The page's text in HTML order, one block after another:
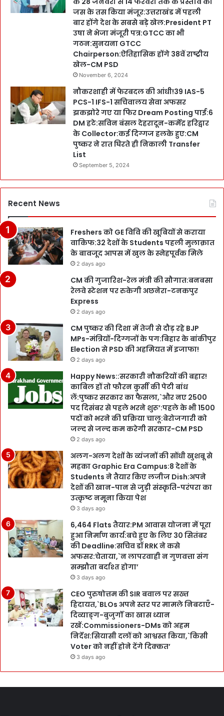
जस के तस किया मंजूर:उत्तराखंड में पहली
बार होंगे देश के सबसे बड़े खेल:President PT
उषा ने भेजा मंजूरी पत्र:GTCC का भी
गठन:सुनयना GTCC
Chairperson:ऐतिहासिक होंगे 38वें राष्ट्रीय
खेल-CM PSD
November 6, 2024
नौकरशाही में फेरबदल की आंधी!39 IAS-5
PCS-1 IFS-1 सचिवालय सेवा अफसर
झकझोरे गए या फिर Dream Posting पाई:6
DM हटे:सविन बंसल देहरादून-कर्मेंद्र हरिद्वार
के Collector:कई दिग्गज हलके हुए:CM
पुष्कर ने रात घिरते ही निकाली Transfer
List
September 5, 2024
Recent News
Freshers को GE विवि की खूबियों से कराया
वाकिफ:32 देशों के Students पहली मुलाक़ात
के बावजूद आपस में खुल के स्नेहपूर्वक मिले
2 days ago
CM की गुजारिश-रेल मंत्री की सौगात:बनबसा
रेलवे स्टेशन पर रुकेगी अछनेरा-टनकपुर
Express
2 days ago
CM पुष्कर की दिशा में तेजी से दौड़ रहे BJP
MPs-मंत्रियों-दिग्गजों के पग:बिहार के बांकीपुर
Election से PSD की अहमियत में इजाफा!
2 days ago
Happy News::सरकारी नौकरियों की बहार!
काबिल हों तो फौरन कुर्सी की पेटी बांध
लें:पुष्कर सरकार का फैसला,`और नए 2500
पद दिसंबर से पहले भरने शुरू’:पहले के भी 1500
पदों को भरने की प्रक्रिया चालू:बेरोजगारी को
जल्द से जल्द कम करेगी सरकार-CM PSD
2 days ago
अलग-अलग देशों के व्यंजनों की सोंधी खुशबू से
महका Graphic Era Campus:8 देशों के
Students ने तैयार किए लजीज Dish:अपने
देशों की खान-पान से जुड़ी संस्कृति-परंपरा का
उत्कृष्ट नमूना किया पेश
3 days ago
6,464 Flats तैयार:PM आवास योजना में पूरा
हुआ निर्माण कार्य:बचे हुए के लिए 30 सितंबर
की Deadline:सचिव डॉ RRK ने कसे
अफसर:चेताया,`न लापरवाही न गुणवत्ता संग
सम्झौता बर्दाश्त होगा’
3 days ago
CEO पुरुषोत्तम की SIR बवाल पर सख्त
हिदायत,`BLOs अपने स्तर पर मामले निबटाएँ-
दिव्याङ्ग-बुजुर्गों का खास ध्यान
रखें:Commissioners-DMs को अहम
निर्देश:सियासी दलों को आश्वस्त किया,`किसी
Voter को नहीं होने देंगे दिक्कत’
3 days ago